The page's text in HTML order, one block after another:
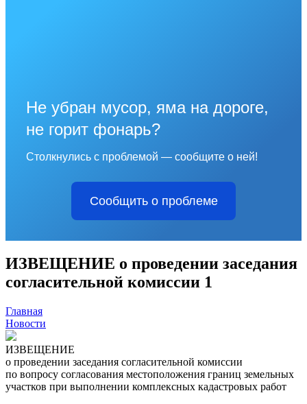
Не убран мусор, яма на дороге,
не горит фонарь?
Столкнулись с проблемой — сообщите о ней!
Сообщить о проблеме
ИЗВЕЩЕНИЕ о проведении заседания
согласительной комиссии 1
Главная
Новости
ИЗВЕЩЕНИЕ
о проведении заседания согласительной комиссии
по вопросу согласования местоположения границ земельных
участков при выполнении комплексных кадастровых работ